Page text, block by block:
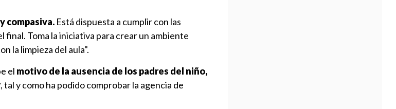
compasiva. Está dispuesta a cumplir con las
final. Toma la iniciativa para crear un ambiente
la limpieza del aula".
el motivo de la ausencia de los padres del niño,
, tal y como ha podido comprobar la agencia de